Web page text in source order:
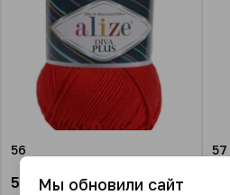
56
577.92 ₽/упак.
57
Мы обновили сайт